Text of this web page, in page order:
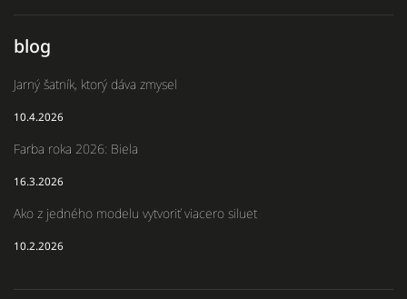
blog
Jarný šatník, ktorý dáva zmysel
10.4.2026
Farba roka 2026: Biela
16.3.2026
Ako z jedného modelu vytvoriť viacero siluet
10.2.2026